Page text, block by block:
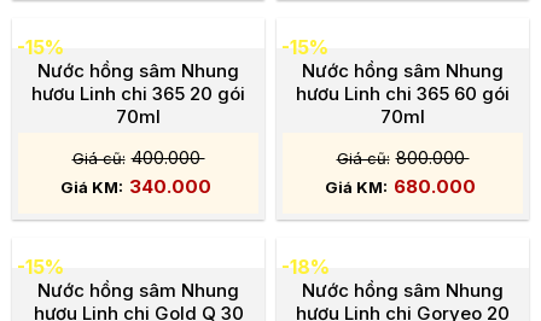
-15%
Nước hồng sâm Nhung
hươu Linh chi 365 20 gói
70ml
400.000
340.000
-15%
Nước hồng sâm Nhung
hươu Linh chi 365 60 gói
70ml
800.000
680.000
-15%
Nước hồng sâm Nhung
hươu Linh chi Gold Q 30
-18%
Nước hồng sâm Nhung
hươu Linh chi Goryeo 20